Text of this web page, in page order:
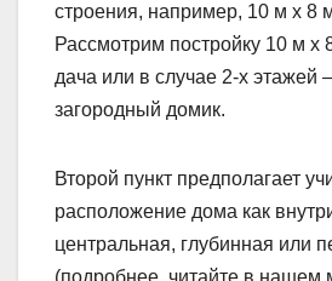
строения, например, 10 м х 8
Рассмотрим постройку 10 м х
дача или в случае 2-х этажей
загородный домик.
Второй пункт предполагает
расположение дома как
центральная, глубинная или
(подробнее, читайте в нашем